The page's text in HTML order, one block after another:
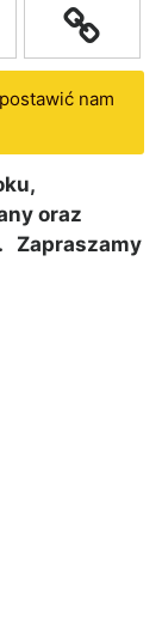
nam
oraz
Zapraszamy